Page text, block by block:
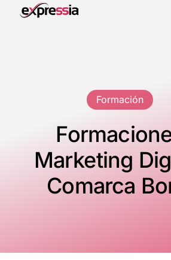
Formación
Marketing
Comarca